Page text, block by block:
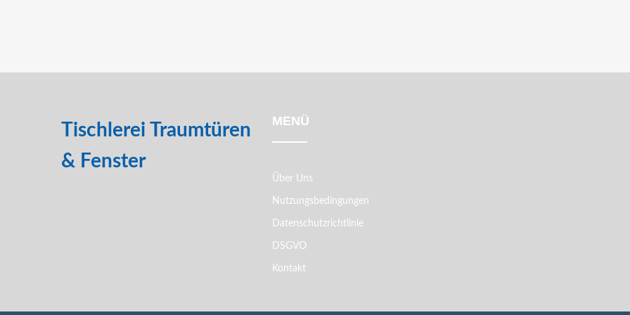
Tischlerei Traumtüren
& Fenster
MENÜ
Über Uns
Nutzungsbedingungen
Datenschutzrichtlinie
DSGVO
Kontakt